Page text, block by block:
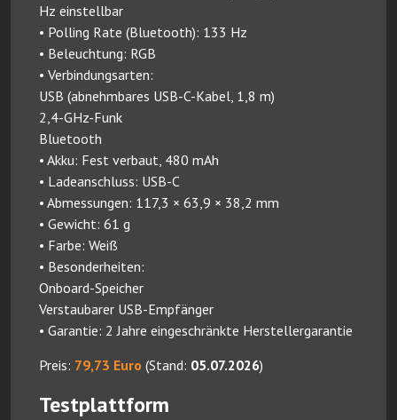
Hz einstellbar
• Polling Rate (Bluetooth): 133 Hz
• Beleuchtung: RGB
• Verbindungsarten:
USB (abnehmbares USB-C-Kabel, 1,8 m)
2,4-GHz-Funk
Bluetooth
• Akku: Fest verbaut, 480 mAh
• Ladeanschluss: USB-C
• Abmessungen: 117,3 × 63,9 × 38,2 mm
• Gewicht: 61 g
• Farbe: Weiß
• Besonderheiten:
Onboard-Speicher
Verstaubarer USB-Empfänger
• Garantie: 2 Jahre eingeschränkte Herstellergarantie
Preis: 79,73 Euro (Stand: 05.07.2026)
Testplattform